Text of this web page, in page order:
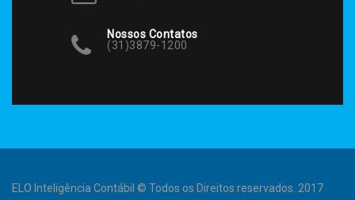
Nossos Contatos
(31)3879-1200
ELO Inteligência Contábil © Todos os Direitos reservados. 2017